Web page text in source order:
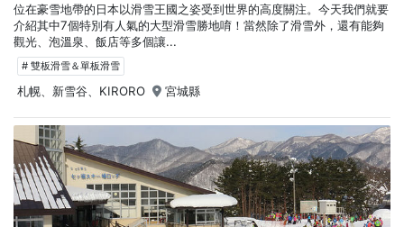
位在豪雪地帶的日本以滑雪王國之姿受到世界的高度關注。今天我們就要
介紹其中7個特別有人氣的大型滑雪勝地唷！當然除了滑雪外，還有能夠
觀光、泡溫泉、飯店等多個讓...
# 雙板滑雪＆單板滑雪
札幌、新雪谷、KIRORO 宮城縣